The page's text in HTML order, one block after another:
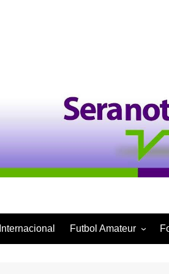
Internacional Futbol Amateur